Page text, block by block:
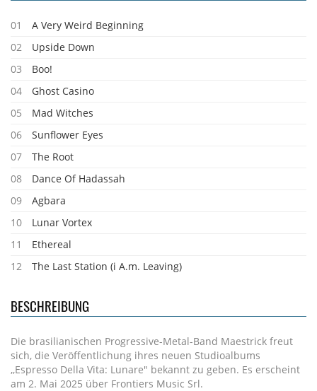
01
A Very Weird Beginning
02
Upside Down
03
Boo!
04
Ghost Casino
05
Mad Witches
06
Sunflower Eyes
07
The Root
08
Dance Of Hadassah
09
Agbara
10
Lunar Vortex
11
Ethereal
12
The Last Station (i A.m. Leaving)
BESCHREIBUNG
Die brasilianischen Progressive-Metal-Band Maestrick freut
sich, die Veröffentlichung ihres neuen Studioalbums
,,Espresso Della Vita: Lunare" bekannt zu geben. Es erscheint
am 2. Mai 2025 über Frontiers Music Srl.